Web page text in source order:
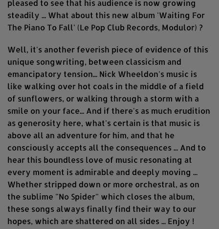
pleased to see that his audience is now growing
steadily ... What about this new album 'Waiting For
The Piano To Fall' (Le Pop Club Records, Modulor) ?
Well, it's another feverish piece of evidence of this
unique songwriting, between classicism and
emancipatory tension... Nick Wheeldon's music is
like walking over hot coals in the middle of a field
of sunflowers, or walking through a storm with a
smile on your face... And if there's as much erudition
as generosity here, what's certain is that music is
above all an adventure for him, and that he
consciously accepts all the consequences ... And to
hear this boundless love of music resonating at
every moment is admirable and deeply moving ...
Whether stripped down or more orchestral, as on
the sublime "No Spider" which closes the album,
these songs always finally find their way to our
hopes, which are shattered on all sides ... Enjoy !